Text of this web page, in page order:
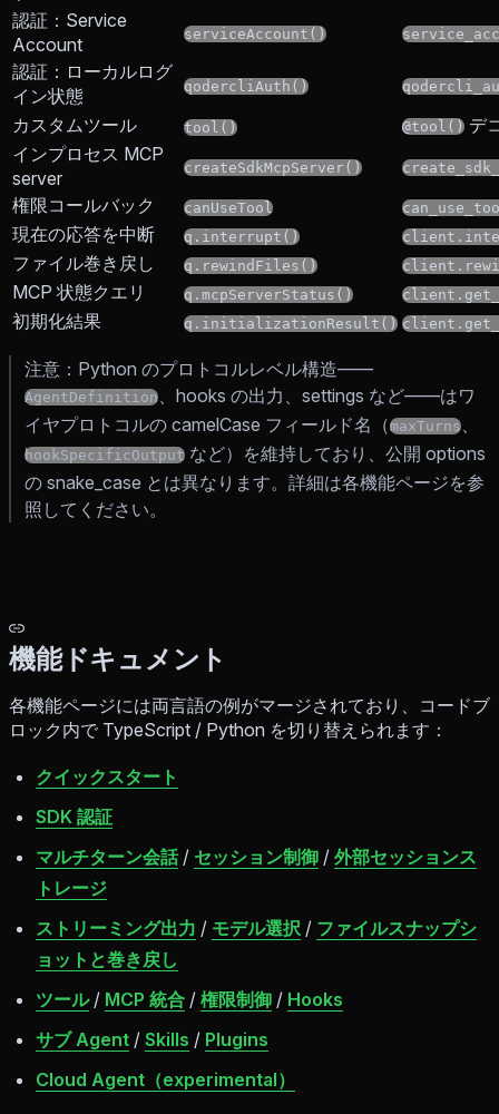
認証：Service
Account
serviceAccount()
認証：ローカルログ
イン状態
qodercliAuth()
カスタムツール tool() @tool() デ
インプロセス MCP
server
createSdkMcpServer()
権限コールバック canUseTool
現在の応答を中断 q.interrupt()
ファイル巻き戻し q.rewindFiles()
MCP 状態クエリ q.mcpServerStatus()
初期化結果 q.initializationResult()
注意：Python のプロトコルレベル構造——
AgentDefinition、hooks の出力、settings など——はワ
イヤプロトコルの camelCase フィールド名（maxTurns、
hookSpecificOutput など）を維持しており、公開 options
の snake_case とは異なります。詳細は各機能ページを参
照してください。
機能ドキュメント
各機能ページには両言語の例がマージされており、コードブ
ロック内で TypeScript / Python を切り替えられます：
クイックスタート
SDK 認証
マルチターン会話/ セッション制御 / 外部セッションス
トレージ
ストリーミング出力 / モデル選択 / ファイルスナップシ
ョットと巻き戻し
ツール/ MCP 統合 / 権限制御 / Hooks
サブ Agent / Skills / Plugins
Cloud Agent（experimental）